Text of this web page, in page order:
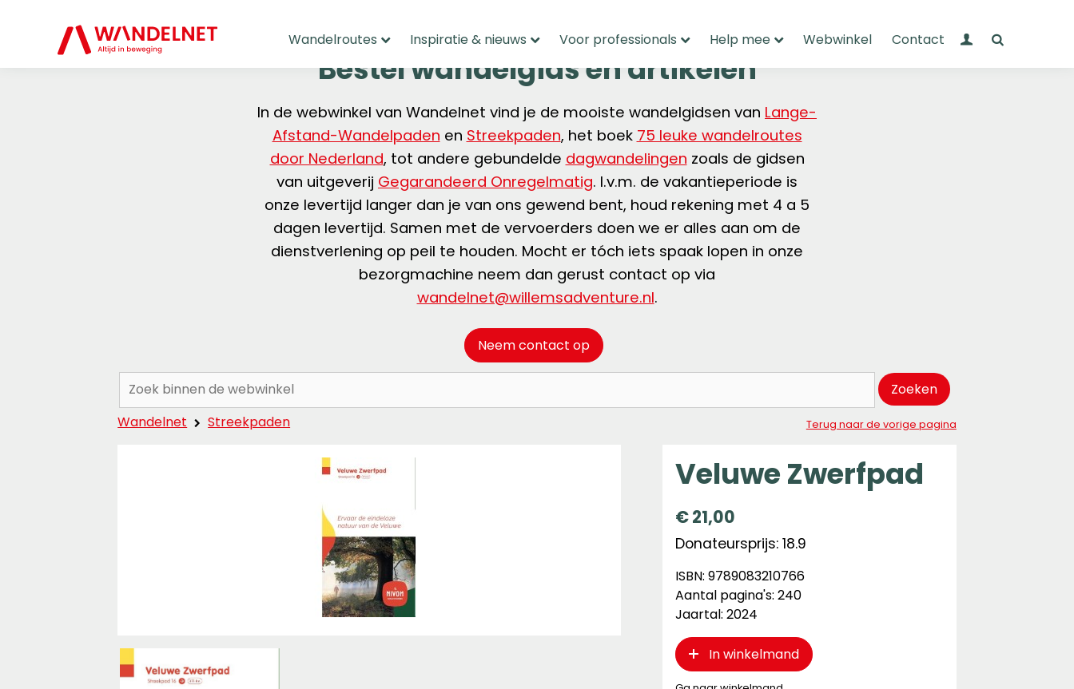
Wandelroutes Inspiratie & nieuws Voor professionals Help mee Webwinkel Contact Mijn Wandelnet
Bestel wandelgids en artikelen
In de webwinkel van Wandelnet vind je de mooiste wandelgidsen van Lange-
Afstand-Wandelpaden en Streekpaden, het boek 75 leuke wandelroutes
door Nederland, tot andere gebundelde dagwandelingen zoals de gidsen
van uitgeverij Gegarandeerd Onregelmatig. I.v.m. de vakantieperiode is
onze levertijd langer dan je van ons gewend bent, houd rekening met 4 a 5
dagen levertijd. Samen met de vervoerders doen we er alles aan om de
dienstverlening op peil te houden. Mocht er tóch iets spaak lopen in onze
bezorgmachine neem dan gerust contact op via
wandelnet@willemsadventure.nl.
Neem contact op
Zoeken:
Zoeken
Wandelnet
Streekpaden Terug naar de vorige pagina
Veluwe Zwerfpad
€21,00
Donateursprijs: 18.9
ISBN: 9789083210766
Aantal pagina's: 240
Jaartal: 2024
In winkelmand